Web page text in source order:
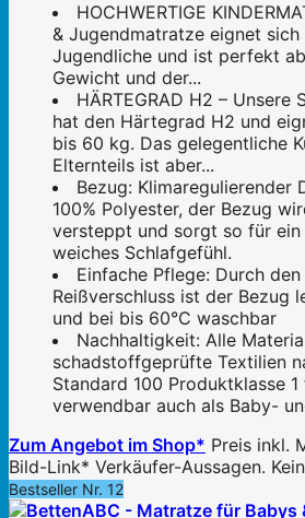
HOCHWERTIGE
& Jugendmatratze eignet
Jugendliche und ist perfekt
Gewicht und der...
HÄRTEGRAD H2 –
hat den Härtegrad H2 und
bis 60 kg. Das gelegentliche
Elternteils ist aber...
Bezug: Klimaregulierender
100% Polyester, der Bezug
versteppt und sorgt so für ein
weiches Schlafgefühl.
Einfache Pflege: Durch
Reißverschluss ist der Bezug
und bei bis 60°C waschbar
Nachhaltigkeit: Alle
schadstoffgeprüfte Textilien
Standard 100 Produktklasse
verwendbar auch als Baby-
Zum Angebot im Shop* Preis inkl.
Bild-Link* Verkäufer-Aussagen.
Bestseller Nr. 12